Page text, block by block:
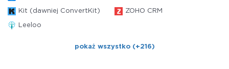
Kit (dawniej ConvertKit) ZOHO CRM
Leeloo
pokaż wszystko (+216)